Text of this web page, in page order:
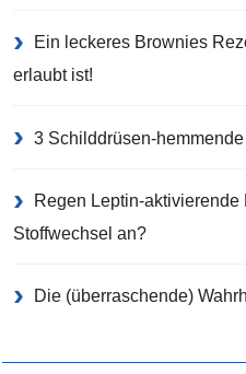
Ein leckeres Brownies
erlaubt ist!
3 Schilddrüsen-
Regen Leptin-aktivierende
Stoffwechsel an?
Die (überraschende)